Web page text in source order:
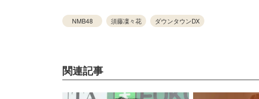
NMB48 須藤凜々花 ダウンタウンDX
関連記事